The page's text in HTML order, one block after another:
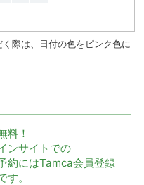
際は、日付の色をピンク色に
料！
ンサイトでの
約にはTamca会員登録
す。